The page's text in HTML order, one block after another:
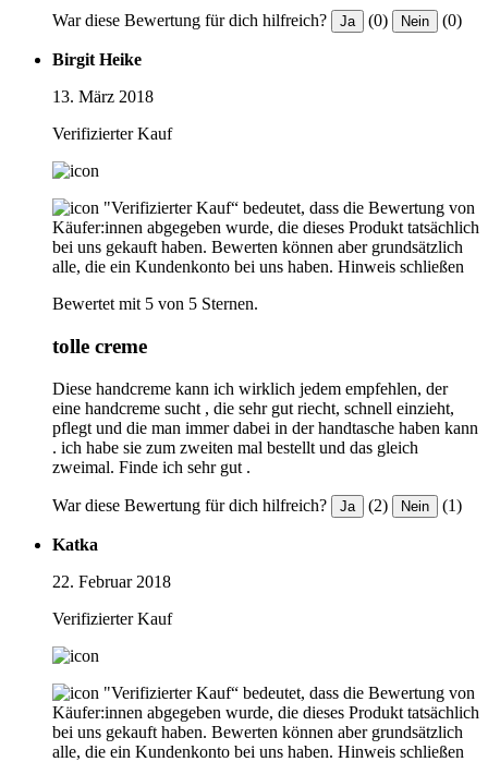
War diese Bewertung für dich hilfreich? Ja (0) Nein (0)
Birgit Heike
13. März 2018
Verifizierter Kauf
"Verifizierter Kauf“ bedeutet, dass die Bewertung von
Käufer:innen abgegeben wurde, die dieses Produkt tatsächlich
bei uns gekauft haben. Bewerten können aber grundsätzlich
alle, die ein Kundenkonto bei uns haben. Hinweis schließen
Bewertet mit 5 von 5 Sternen.
tolle creme
Diese handcreme kann ich wirklich jedem empfehlen, der
eine handcreme sucht , die sehr gut riecht, schnell einzieht,
pflegt und die man immer dabei in der handtasche haben kann
. ich habe sie zum zweiten mal bestellt und das gleich
zweimal. Finde ich sehr gut .
War diese Bewertung für dich hilfreich? Ja (2) Nein (1)
Katka
22. Februar 2018
Verifizierter Kauf
"Verifizierter Kauf“ bedeutet, dass die Bewertung von
Käufer:innen abgegeben wurde, die dieses Produkt tatsächlich
bei uns gekauft haben. Bewerten können aber grundsätzlich
alle, die ein Kundenkonto bei uns haben. Hinweis schließen